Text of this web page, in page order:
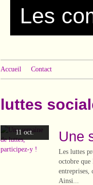
Accueil Contact
luttes
11 oct. Une
Les luttes
octobre que
entreprises,
Ainsi...